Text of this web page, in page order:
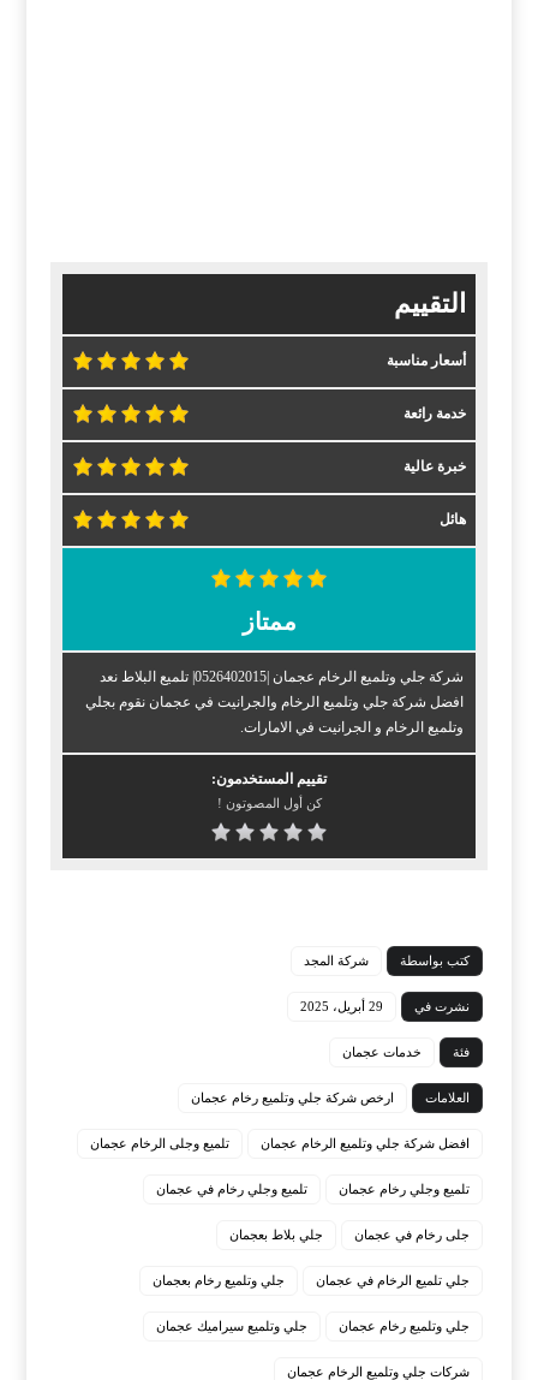
التقييم
أسعار مناسبة
خدمة رائعة
خبرة عالية
هائل
ممتاز
شركة جلي وتلميع الرخام عجمان |0526402015| تلميع البلاط نعد
افضل شركة جلي وتلميع الرخام والجرانيت في عجمان نقوم بجلي
وتلميع الرخام و الجرانيت في الامارات.
تقييم المستخدمون:
كن أول المصوتون !
كتب بواسطة شركة المجد
نشرت في 29 أبريل، 2025
فئة خدمات عجمان
العلامات ارخص شركة جلي وتلميع رخام عجمان
افضل شركة جلي وتلميع الرخام عجمان تلميع وجلى الرخام عجمان
تلميع وجلي رخام عجمان تلميع وجلي رخام في عجمان
جلى رخام في عجمان جلي بلاط بعجمان
جلي تلميع الرخام في عجمان جلي وتلميع رخام بعجمان
جلي وتلميع رخام عجمان جلي وتلميع سيراميك عجمان
شركات جلي وتلميع الرخام عجمان